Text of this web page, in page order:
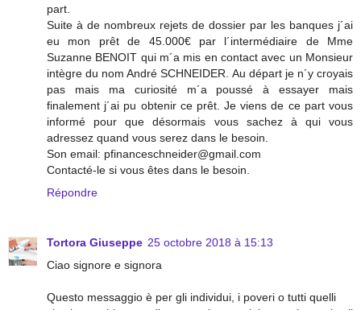
part.
Suite à de nombreux rejets de dossier par les banques j´ai
eu mon prêt de 45.000€ par l´intermédiaire de Mme
Suzanne BENOIT qui m´a mis en contact avec un Monsieur
intègre du nom André SCHNEIDER. Au départ je n´y croyais
pas mais ma curiosité m´a poussé à essayer mais
finalement j´ai pu obtenir ce prêt. Je viens de ce part vous
informé pour que désormais vous sachez à qui vous
adressez quand vous serez dans le besoin.
Son email: pfinanceschneider@gmail.com
Contacté-le si vous êtes dans le besoin.
Répondre
Tortora Giuseppe 25 octobre 2018 à 15:13
Ciao signore e signora
Questo messaggio è per gli individui, i poveri o tutti quelli